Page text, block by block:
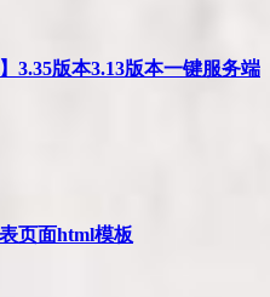
3.35版本3.13版本一键服务端
页面html模板